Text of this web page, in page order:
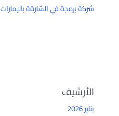
شركة برمجة في الشارقة بالإمارات
الأرشيف
يناير 2026